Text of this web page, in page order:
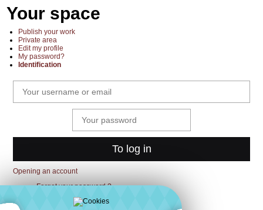
Your space
Publish your work
Private area
Edit my profile
My password?
Identification
Opening an account
Forgot your password ?